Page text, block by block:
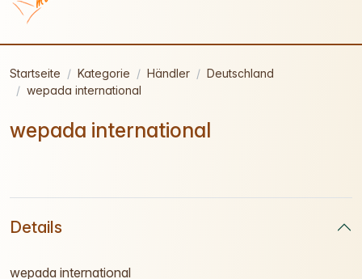
Startseite Kategorie Händler
Deutschland
wepada international
wepada international
Details
wepada international